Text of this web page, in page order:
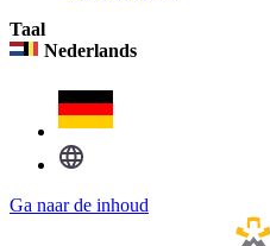
Taal
Nederlands
Ga naar de inhoud